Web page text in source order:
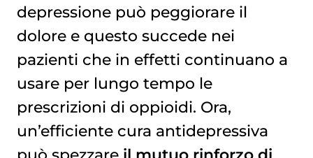
depressione può peggiorare il
dolore e questo succede nei
pazienti che in effetti continuano a
usare per lungo tempo le
prescrizioni di oppioidi. Ora,
un’efficiente cura antidepressiva